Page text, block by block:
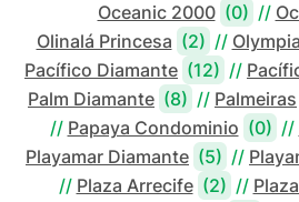
Oceanic 2000 (0) //
Olinalá Princesa (2) //
Pacífico Diamante (12) //
Palm Diamante (8) // Palmeiras
// Papaya Condominio (0) //
Playamar Diamante (5) //
// Plaza Arrecife (2) //